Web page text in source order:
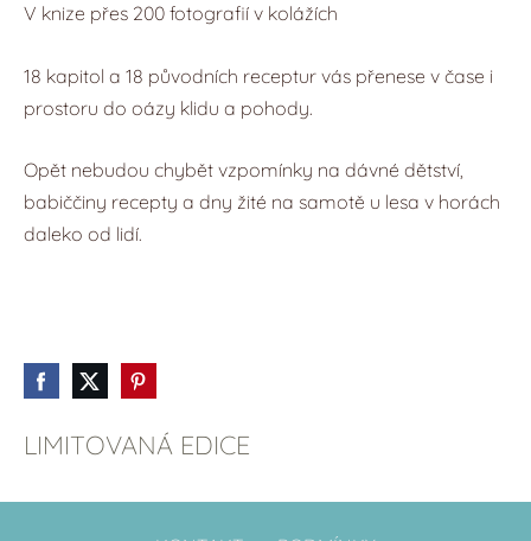
LIMITOVANÁ EDICE
V knize přes 200 fotografií v kolážích
18 kapitol a 18 původních receptur vás přenese v čase i
prostoru do oázy klidu a pohody.
Opět nebudou chybět vzpomínky na dávné dětství,
babiččiny recepty a dny žité na samotě u lesa v horách
daleko od lidí.